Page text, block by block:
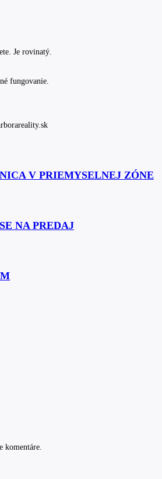
Je rovinatý.
fungovanie.
V PRIEMYSELNEJ ZÓNE
NA PREDAJ
komentáre.